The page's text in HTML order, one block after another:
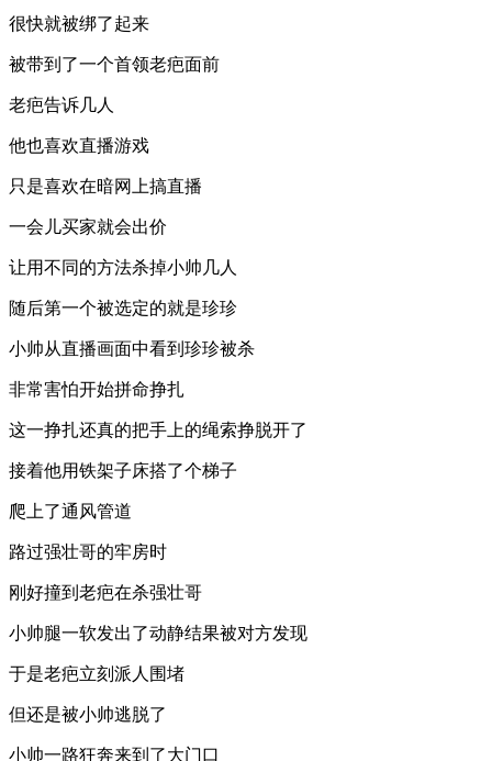
很快就被绑了起来
被带到了一个首领老疤面前
老疤告诉几人
他也喜欢直播游戏
只是喜欢在暗网上搞直播
一会儿买家就会出价
让用不同的方法杀掉小帅几人
随后第一个被选定的就是珍珍
小帅从直播画面中看到珍珍被杀
非常害怕开始拼命挣扎
这一挣扎还真的把手上的绳索挣脱开了
接着他用铁架子床搭了个梯子
爬上了通风管道
路过强壮哥的牢房时
刚好撞到老疤在杀强壮哥
小帅腿一软发出了动静结果被对方发现
于是老疤立刻派人围堵
但还是被小帅逃脱了
小帅一路狂奔来到了大门口